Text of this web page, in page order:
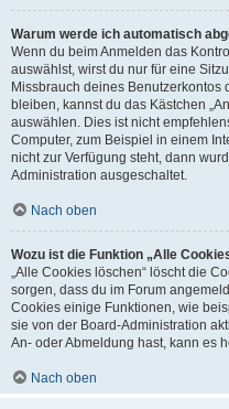
Warum werde ich automatisch
Wenn du beim Anmelden das
auswählst, wirst du nur für eine
Missbrauch deines Benutzerkontos
bleiben, kannst du das Kästchen
auswählen. Dies ist nicht
Computer, zum Beispiel in einem
nicht zur Verfügung steht, dann
Administration ausgeschaltet.
Nach oben
Wozu ist die Funktion „Alle
„Alle Cookies löschen“ löscht die
sorgen, dass du im Forum
Cookies einige Funktionen, wie
sie von der Board-Administration
An- oder Abmeldung hast, kann es
Nach oben